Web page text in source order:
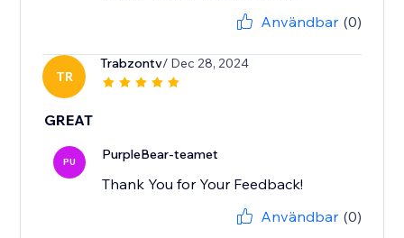
Användbar (0)
TR
Trabzontv/ Dec 28, 2024
GREAT
PU PurpleBear-teamet
Thank You for Your Feedback!
Användbar (0)